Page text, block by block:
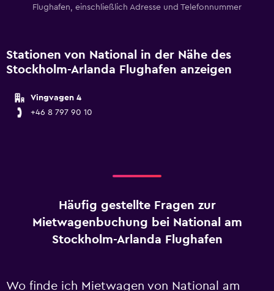
Flughafen, einschließlich Adresse und Telefonnummer
Stationen von National in der Nähe des
Stockholm-Arlanda Flughafen anzeigen
Vingvagen 4
+46 8 797 90 10
Häufig gestellte Fragen zur
Mietwagenbuchung bei National am
Stockholm-Arlanda Flughafen
Wo finde ich Mietwagen von National am